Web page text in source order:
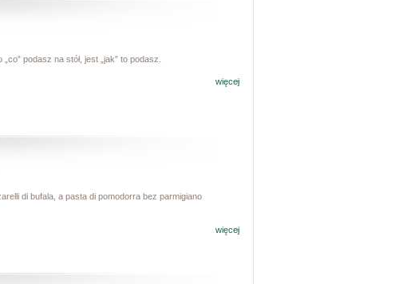
podasz na stół, jest „jak” to podasz.
więcej
di bufala, a pasta di pomodorra bez parmigiano
więcej